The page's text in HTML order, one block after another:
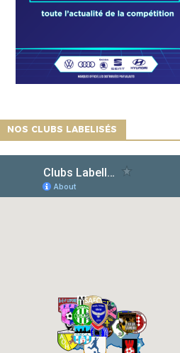
NOS CLUBS LABELISÉS